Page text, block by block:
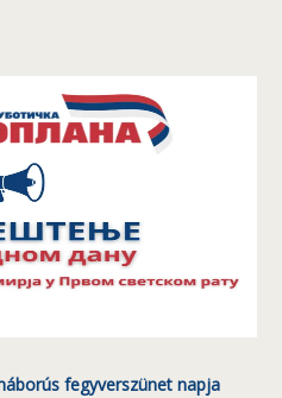
fegyverszünet napja